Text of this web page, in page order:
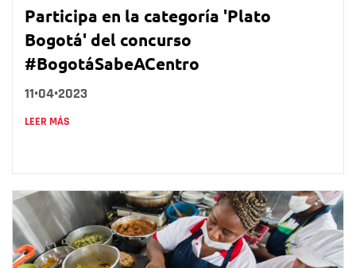
Participa en la categoría 'Plato
Bogotá' del concurso
#BogotáSabeACentro
11•04•2023
LEER MÁS